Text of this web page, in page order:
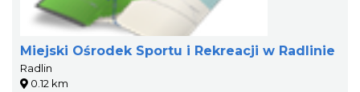
Miejski Ośrodek Sportu i Rekreacji w Radlinie
Radlin
0.12 km